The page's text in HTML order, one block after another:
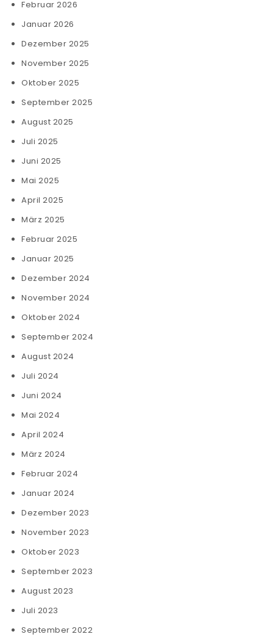
Februar 2026
Januar 2026
Dezember 2025
November 2025
Oktober 2025
September 2025
August 2025
Juli 2025
Juni 2025
Mai 2025
April 2025
März 2025
Februar 2025
Januar 2025
Dezember 2024
November 2024
Oktober 2024
September 2024
August 2024
Juli 2024
Juni 2024
Mai 2024
April 2024
März 2024
Februar 2024
Januar 2024
Dezember 2023
November 2023
Oktober 2023
September 2023
August 2023
Juli 2023
September 2022